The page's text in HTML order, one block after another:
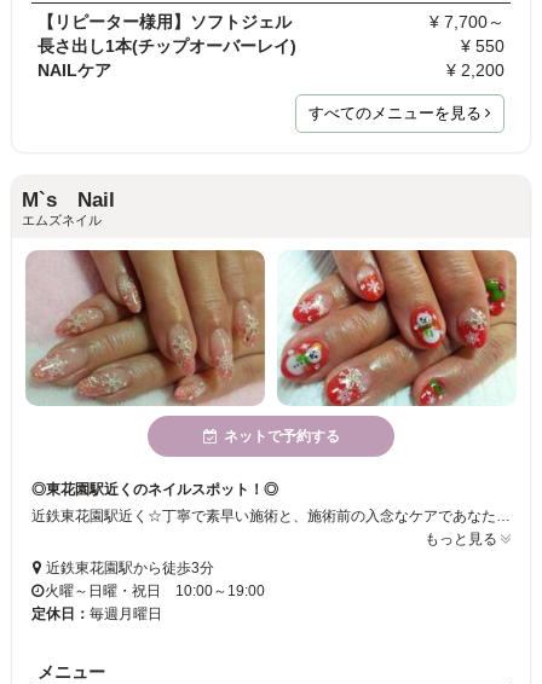
【リピーター様用】ソフトジェル
¥ 7,700～
長さ出し1本(チップオーバーレイ)
¥ 550
NAILケア
¥ 2,200
すべてのメニューを見る
M`s Nail
エムズネイル
ネットで予約する
◎東花園駅近くのネイルスポット！◎
近鉄東花園駅近く☆丁寧で素早い施術と、施術前の入念なケアであなたの爪をキレイな状態でしっかりジェルを長持ちさせます♪
もっと見る
近鉄東花園駅から徒歩3分
火曜～日曜・祝日 10:00～19:00
定休日： 毎週月曜日
メニュー